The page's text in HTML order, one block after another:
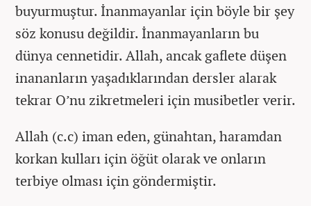
buyurmuştur. İnanmayanlar için böyle bir şey
söz konusu değildir. İnanmayanların bu
dünya cennetidir. Allah, ancak gaflete düşen
inananların yaşadıklarından dersler alarak
tekrar O’nu zikretmeleri için musibetler verir.
Allah (c.c) iman eden, günahtan, haramdan
korkan kulları için öğüt olarak ve onların
terbiye olması için göndermiştir.